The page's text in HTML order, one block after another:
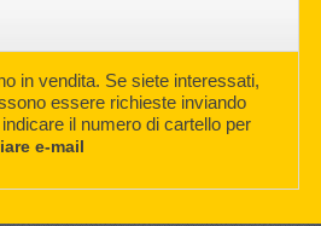
in vendita. Se siete interessati,
essere richieste inviando
il numero di cartello per
e-mail